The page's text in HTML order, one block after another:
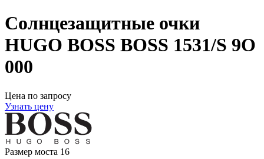
Солнцезащитные очки
HUGO BOSS BOSS 1531/S 9O
000
Цена по запросу
Узнать цену
Размер моста 16